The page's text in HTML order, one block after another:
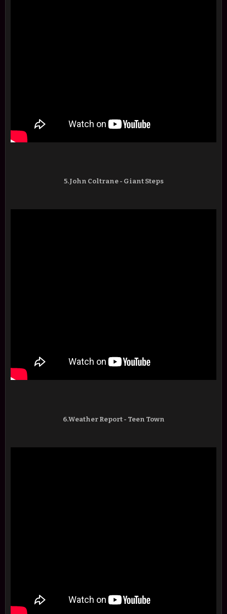
5.John Coltrane - Giant Steps
6.Weather Report - Teen Town